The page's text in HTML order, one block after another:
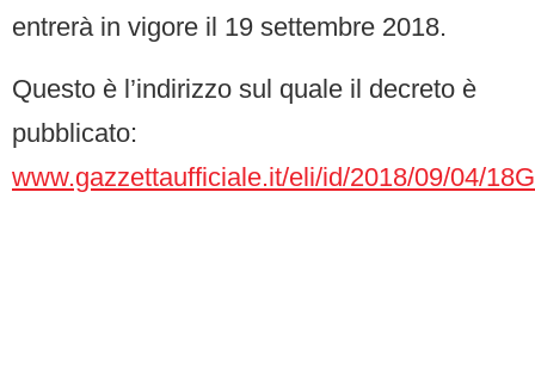
entrerà in vigore il 19 settembre 2018.
Questo è l’indirizzo sul quale il decreto è
pubblicato:
www.gazzettaufficiale.it/eli/id/2018/09/04/